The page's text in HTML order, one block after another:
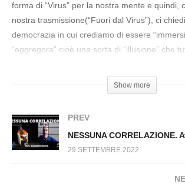
forma di “Virus” per la nostra mente e quindi,
nostra trasmissione(“Fuori dal Virus”), ci
democrazia in cui crediamo di essere
“eggregora” cioè una sorta di “illusione” che
di chi tira i fili al di sopra della politica e e
aiuterò a capire come funziona l’ eggregora!
Segui Davide Rossi sulla sua pagina Facebook
https://www.facebook.com/daviderossifb;
Davide Rossi al link:https://
Show more
PREV
29 SETTEMBRE 2022